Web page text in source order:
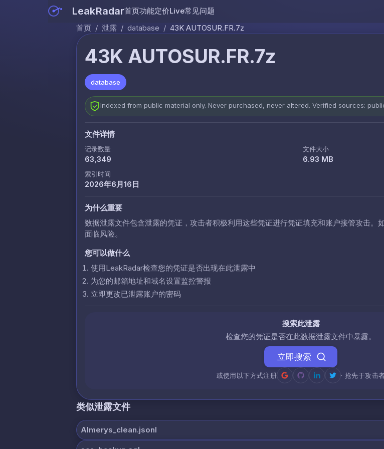
LeakRadar首页功能定价Live常见问题
首页 / 泄露 / database / 43K AUTOSUR.FR.7z
43K AUTOSUR.FR.7z
database
Indexed from public material only. Never purchased, never altered. Verified sources:
文件详情
记录数量
63,349
文件大小
6.93 MB
索引时间
2026年6月16日
为什么重要
数据泄露文件包含泄露的凭证，攻击者积极利用这些凭证进行凭证填充和账户接管攻击。
面临风险。
您可以做什么
使用LeakRadar检查您的凭证是否出现在此泄露中
为您的邮箱地址和域名设置监控警报
立即更改已泄露账户的密码
搜索此泄露
检查您的凭证是否在此数据泄露文件中暴露。
立即搜索
或使用以下方式注册 · 抢先于攻击
类似泄露文件
Almerys_clean.jsonl